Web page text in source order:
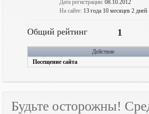
Дата регистрации: 08.10.2012
На сайте: 13 года 10 месяцев 2 дней
Общий рейтинг 1
Действие
Посещение сайта
Будьте осторожны!